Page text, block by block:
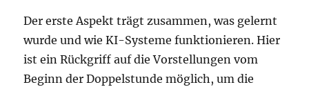
Der erste Aspekt trägt zusammen, was gelernt
wurde und wie KI-Systeme funktionieren. Hier
ist ein Rückgriff auf die Vorstellungen vom
Beginn der Doppelstunde möglich, um die